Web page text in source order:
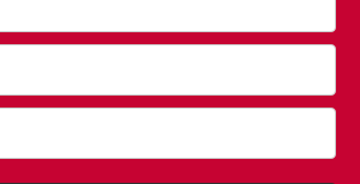
je 5 mana života u
mora naviknuti